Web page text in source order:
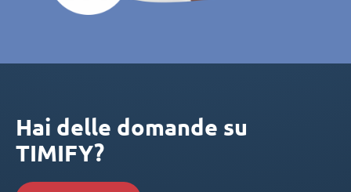
Hai delle domande su
TIMIFY?